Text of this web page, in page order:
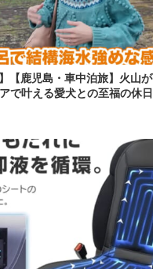
【鹿児島・車中泊旅】火山
で叶える愛犬との至福の休日